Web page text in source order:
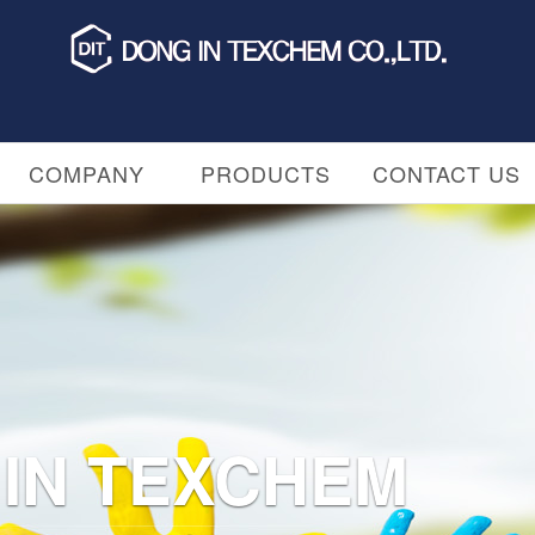
COMPANY PRODUCTS CONTACT US
TEXCHEM